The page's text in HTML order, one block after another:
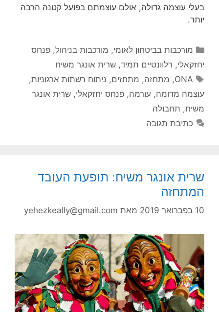
בעלי עוצמה גדולה, אולם עוצמתם בפועל קטנה הרבה
יותר.
קטגוריות
מורכבות בביטחון לאומי, מורכבות בניהול,פנחס
יחזקאלי, רלוונטיים תמיד, שרית אונגר משיח
תגיות
ONA
, מתחזה, מתחזים, ניתוח רשתות ארגוניות,
עוצמה מדומה, עורמה, פנחס יחזקאלי, שרית אונגר
משיח, תחבולה
כתיבת תגובה
שרית אונגר משיח: תופעת העובד
המתחזה
10 בפברואר 2019 מאת yehezkeally@gmail.com